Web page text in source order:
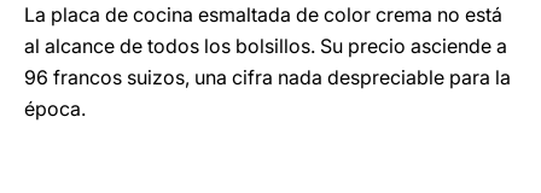
La placa de cocina esmaltada de color crema no está
al alcance de todos los bolsillos. Su precio asciende a
96 francos suizos, una cifra nada despreciable para la
época.